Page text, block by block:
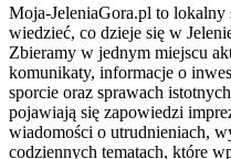
Moja-JeleniaGora.pl to lokalny
wiedzieć, co dzieje się w
Zbieramy w jednym miejscu
komunikaty, informacje o
sporcie oraz sprawach
pojawiają się zapowiedzi
wiadomości o utrudnieniach,
codziennych tematach, które